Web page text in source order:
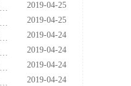
2019-04-25
2019-04-25
2019-04-24
2019-04-24
2019-04-24
2019-04-24